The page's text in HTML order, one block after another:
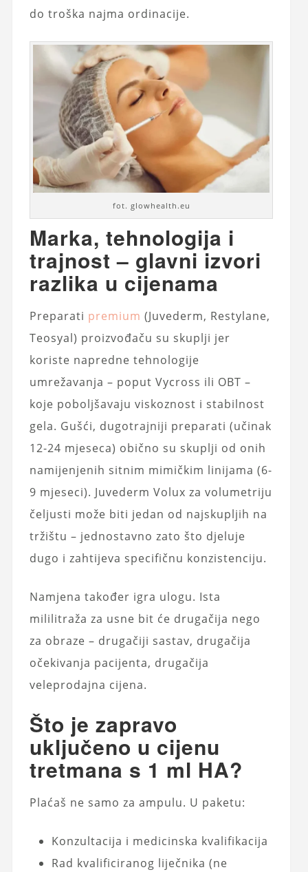
do troška najma ordinacije.
fot. glowhealth.eu
Marka, tehnologija i
trajnost – glavni izvori
razlika u cijenama
Preparati premium (Juvederm, Restylane,
Teosyal) proizvođaču su skuplji jer
koriste napredne tehnologije
umrežavanja – poput Vycross ili OBT –
koje poboljšavaju viskoznost i stabilnost
gela. Gušći, dugotrajniji preparati (učinak
12-24 mjeseca) obično su skuplji od onih
namijenjenih sitnim mimičkim linijama (6-
9 mjeseci). Juvederm Volux za volumetriju
čeljusti može biti jedan od najskupljih na
tržištu – jednostavno zato što djeluje
dugo i zahtijeva specifičnu konzistenciju.
Namjena također igra ulogu. Ista
mililitraža za usne bit će drugačija nego
za obraze – drugačiji sastav, drugačija
očekivanja pacijenta, drugačija
veleprodajna cijena.
Što je zapravo
uključeno u cijenu
tretmana s 1 ml HA?
Plaćaš ne samo za ampulu. U paketu:
Konzultacija i medicinska kvalifikacija
Rad kvalificiranog liječnika (ne